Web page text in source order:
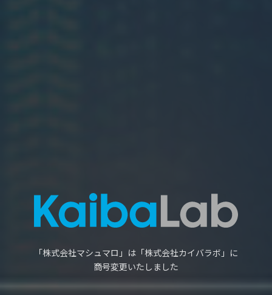
「株式会社マシュマロ」は 「株式会社カイバラボ」に
商号変更いたしました